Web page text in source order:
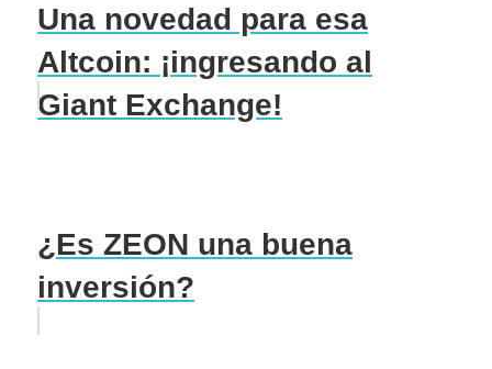
Una novedad para esa
Altcoin: ¡ingresando al
Giant Exchange!
¿Es ZEON una buena
inversión?